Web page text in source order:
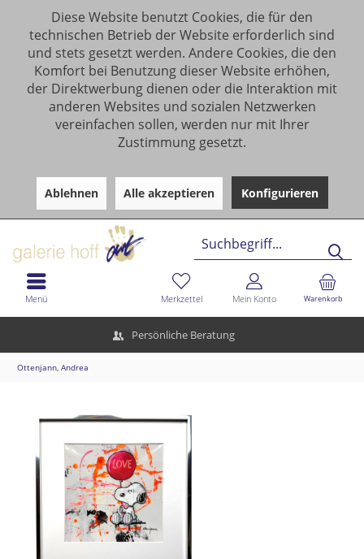
Diese Website benutzt Cookies, die für den
technischen Betrieb der Website erforderlich sind
und stets gesetzt werden. Andere Cookies, die den
Komfort bei Benutzung dieser Website erhöhen,
der Direktwerbung dienen oder die Interaktion mit
anderen Websites und sozialen Netzwerken
vereinfachen sollen, werden nur mit Ihrer
Zustimmung gesetzt.
Ablehnen Alle akzeptieren Konfigurieren
Persönliche Beratung
Warenkorb
Merkzettel Mein Konto
Menü
Ottenjann, Andrea